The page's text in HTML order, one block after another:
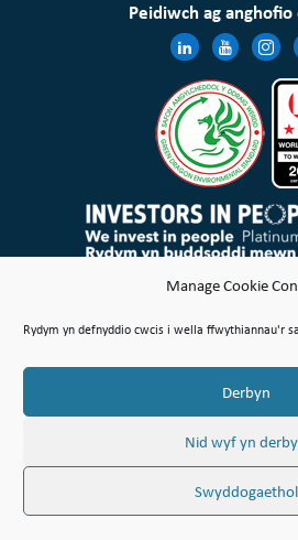
Manage Cookie
Rydym yn defnyddio cwcis i wella ffwythiannau'r
Derbyn
Nid wyf yn
Swyddogaethol
Peidiwch ag
Mae Cymdeithas Tai Wales & West Cyfyngedig wedi’i chofrestru
ac mae’n gymdeithas gofrestredig dan Ddeddf Cymdeithasau
Map o’r Safle Amodau Defnyddio Polisi Cwcis Polisi
© Hawlfraint Cymdeithas Tai Wales & West